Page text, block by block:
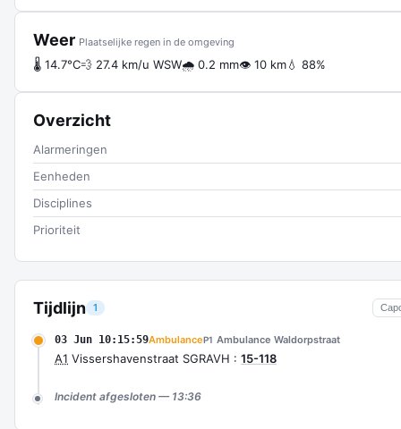
Tijdlijn 1
03 Jun 10:15:59AmbulanceP1 Ambulance Waldorpstraat
A1 Vissershavenstraat SGRAVH : 15-118
Incident afgesloten — 13:36
Weer Plaatselijke regen in de omgeving
🌡 14.7°C💨 27.4 km/u WSW🌧 0.2 mm👁 10 km💧 88%
Overzicht
Alarmeringen
Eenheden
Disciplines
Prioriteit